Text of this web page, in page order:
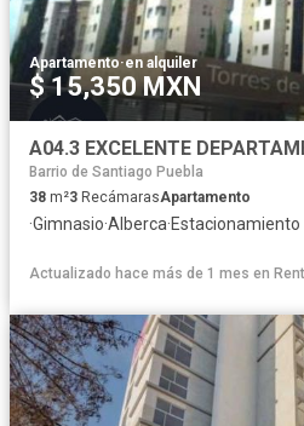
Apartamento·en alquiler
$ 15,350 MXN
Barrio de Santiago Puebla
38 m²3 RecámarasApartamento
·Gimnasio·Alberca·Estacionamiento
Actualizado hace más de 1 mes en